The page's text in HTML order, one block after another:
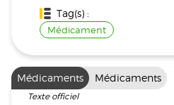
Tag(s) :
Médicament
Médicaments Médicaments
Texte officiel